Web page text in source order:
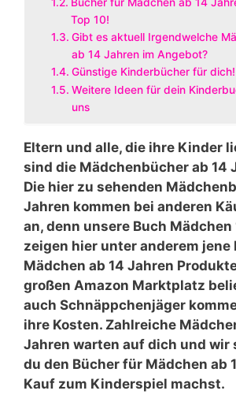
Top 10!
Gibt es aktuell Irgendwelche
ab 14 Jahren im Angebot?
Günstige Kinderbücher für dich!
Weitere Ideen für dein
uns
Eltern und alle, die ihre Kinder
sind die Mädchenbücher ab 14
Die hier zu sehenden
Jahren kommen bei anderen
an, denn unsere Buch Mädchen
zeigen hier unter anderem jene
Mädchen ab 14 Jahren
großen Amazon Marktplatz
auch Schnäppchenjäger
ihre Kosten. Zahlreiche
Jahren warten auf dich und wir
du den Bücher für Mädchen ab
Kauf zum Kinderspiel machst.